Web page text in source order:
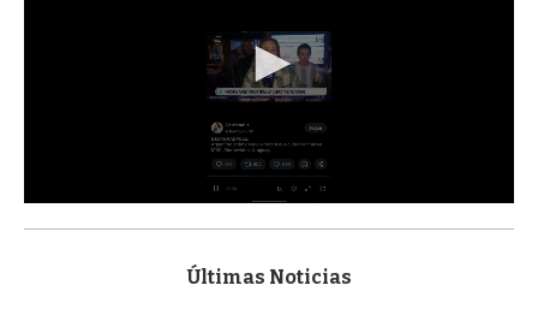
s
Últimas Noticias